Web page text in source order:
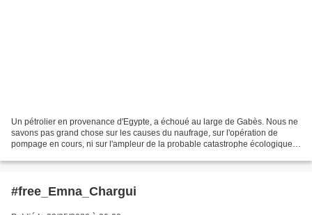
Un pétrolier en provenance d'Egypte, a échoué au large de Gabès. Nous ne
savons pas grand chose sur les causes du naufrage, sur l'opération de
pompage en cours, ni sur l'ampleur de la probable catastrophe écologique
#free_Emna_Chargui